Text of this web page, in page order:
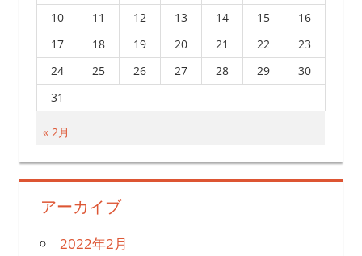
« 2月
10
11 12 13 14 15
16
17
18 19 20 21 22
23
24
25 26 27 28 29
30
31
アーカイブ
2022年2月